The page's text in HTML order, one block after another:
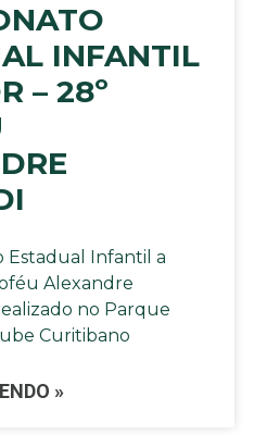
INFANTIL
– 28º
Estadual Infantil a
Alexandre
no Parque
Curitibano
»